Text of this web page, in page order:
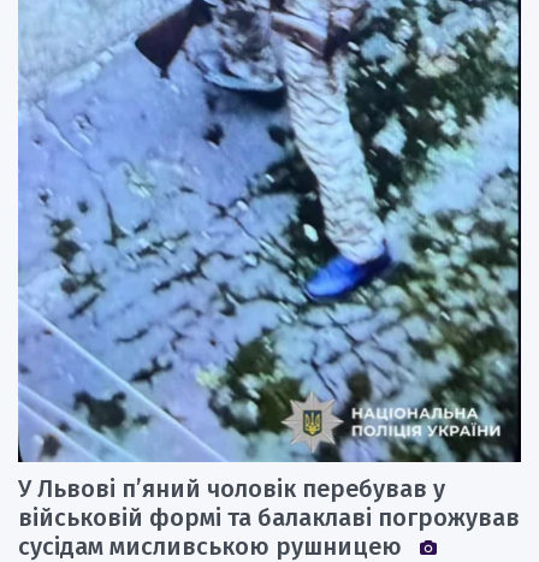
У Львові п’яний чоловік перебував у
військовій формі та балаклаві погрожував
сусідам мисливською рушницею